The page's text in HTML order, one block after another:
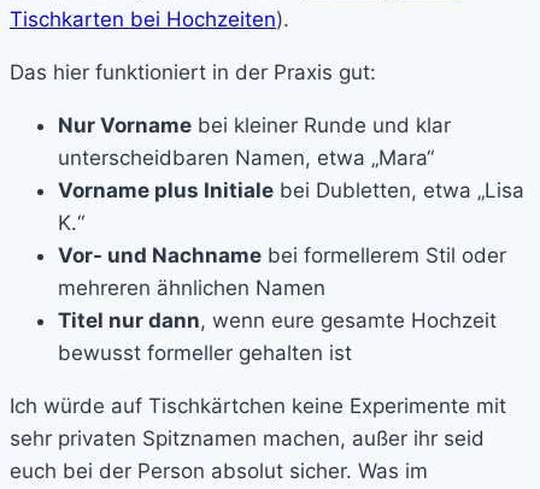
Tischkarten bei Hochzeiten).
Das hier funktioniert in der Praxis gut:
Nur Vorname bei kleiner Runde und klar
unterscheidbaren Namen, etwa „Mara“
Vorname plus Initiale bei Dubletten, etwa „Lisa
K.“
Vor- und Nachname bei formellerem Stil oder
mehreren ähnlichen Namen
Titel nur dann, wenn eure gesamte Hochzeit
bewusst formeller gehalten ist
Ich würde auf Tischkärtchen keine Experimente mit
sehr privaten Spitznamen machen, außer ihr seid
euch bei der Person absolut sicher. Was im